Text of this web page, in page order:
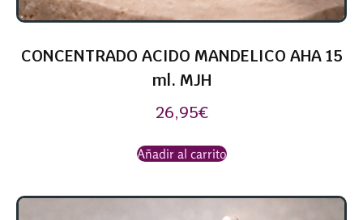
CONCENTRADO ACIDO MANDELICO AHA 15
ml. MJH
26,95€
Añadir al carrito